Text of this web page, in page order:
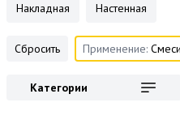
Накладная
Настенная
Сбросить Применение:
Категории